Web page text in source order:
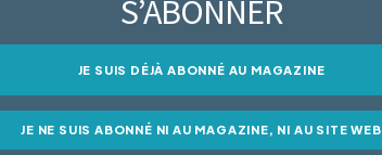
S’ABONNER
JE SUIS DÉJÀ ABONNÉ AU MAGAZINE
JE NE SUIS ABONNÉ NI AU MAGAZINE, NI AU SITE WEB